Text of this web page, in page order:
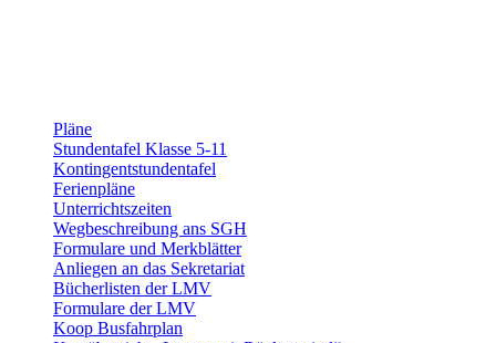
Pläne
Stundentafel Klasse 5-11
Kontingentstundentafel
Ferienpläne
Unterrichtszeiten
Wegbeschreibung ans SGH
Formulare und Merkblätter
Anliegen an das Sekretariat
Bücherlisten der LMV
Formulare der LMV
Koop Busfahrplan